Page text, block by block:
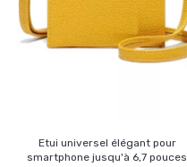
Etui universel élégant pour
smartphone jusqu'à 6,7 pouces